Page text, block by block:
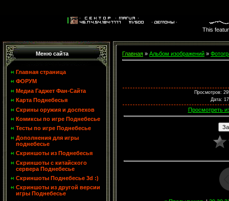
This
Меню сайта
Главная страница
ФОРУМ
Медиа Гаджет Фан-Сайта
Карта Поднебесья
Скрины оружия и доспехов
Комиксы по игре Поднебесье
Тесты по игре Поднебесье
Дополнения для игры
поднебесье
Скриншоты из Поднебесья
Скриншоты с китайского
сервера Поднебесье
Скриншоты Поднебесье 3d :)
Скриншоты из другой версии
игры Поднебесье
Главная » Альбом изображений »
Просмотров:
Дата:
Просмотреть